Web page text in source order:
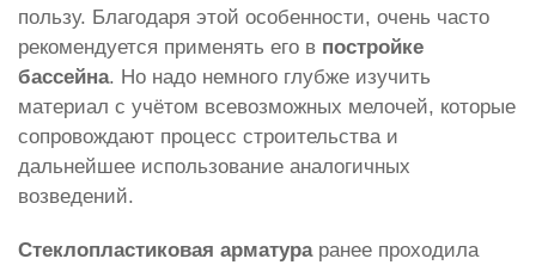
пользу. Благодаря этой особенности, очень часто
рекомендуется применять его в постройке
бассейна. Но надо немного глубже изучить
материал с учётом всевозможных мелочей, которые
сопровождают процесс строительства и
дальнейшее использование аналогичных
возведений.
Стеклопластиковая арматураранее проходила